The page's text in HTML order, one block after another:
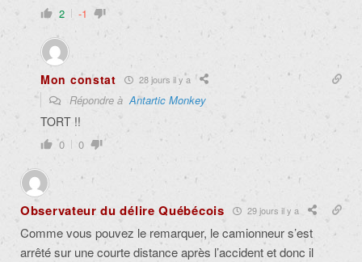
2 -1
Mon constat 28 jours il y a
Répondre àAntartic Monkey
TORT !!
0 0
Observateur du délire Québécois 29 jours il y a
Comme vous pouvez le remarquer, le camionneur s’est
arrêté sur une courte distance après l’accident et donc il